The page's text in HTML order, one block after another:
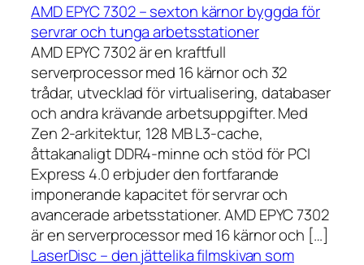
AMD EPYC 7302 – sexton kärnor byggda för
servrar och tunga arbetsstationer
AMD EPYC 7302 är en kraftfull
serverprocessor med 16 kärnor och 32
trådar, utvecklad för virtualisering, databaser
och andra krävande arbetsuppgifter. Med
Zen 2-arkitektur, 128 MB L3-cache,
åttakanaligt DDR4-minne och stöd för PCI
Express 4.0 erbjuder den fortfarande
imponerande kapacitet för servrar och
avancerade arbetsstationer. AMD EPYC 7302
är en serverprocessor med 16 kärnor och […]
LaserDisc – den jättelika filmskivan som